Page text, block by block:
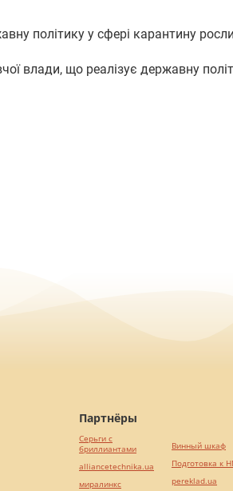
політику у сфері карантину
влади, що реалізує державну
Партнёры
Серьги с
бриллиантами
alliancetechnika.ua
миралинкс
Винный шкаф
Подготовка к
pereklad.ua